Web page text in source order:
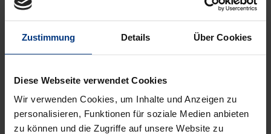
Zustimmung Details Über Cookies
Diese Webseite verwendet Cookies
Wir verwenden Cookies, um Inhalte und Anzeigen zu
personalisieren, Funktionen für soziale Medien anbieten
zu können und die Zugriffe auf unsere Website zu
78,00 €
inkl. MwSt.